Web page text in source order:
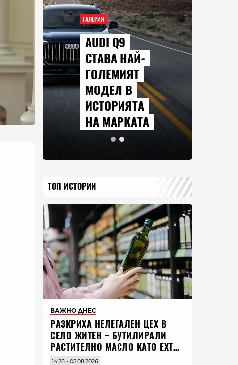
ГАЛЕРИЯ
AUDI Q9
СТАВА НАЙ-
ГОЛЕМИЯТ
МОДЕЛ В
ИСТОРИЯТА
НА МАРКАТА
ТОП ИСТОРИИ
ВАЖНО ДНЕС
РАЗКРИХА НЕЛЕГАЛЕН ЦЕХ В
СЕЛО ЖИТЕН – БУТИЛИРАЛИ
РАСТИТЕЛНО МАСЛО КАТО EXTRA
VIRGIN ЗЕХТИН
14:28 - 05.08.2026